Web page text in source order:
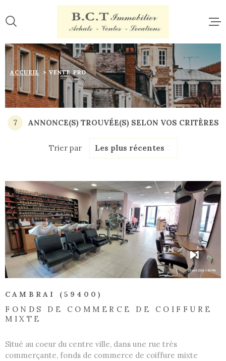
au
menu
au
contenu
ACCUEIL VENTE PRO
7 ANNONCE(S) TROUVÉE(S) SELON VOS CRITÈRES
Trier par Les plus récentes
CAMBRAI (59400)
FONDS DE COMMERCE DE COIFFURE
MIXTE
Situé au coeur du centre ville, dans une rue très
commerçante, fonds de commerce de coiffure mixte
VOIR LE BIEN